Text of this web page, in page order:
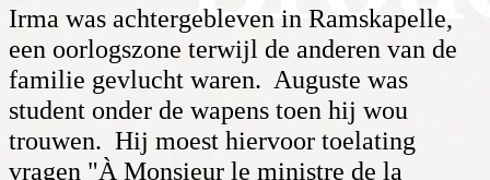
Irma was achtergebleven in Ramskapelle,
een oorlogs­zone terwijl de anderen van de
familie gevlucht waren. Auguste was
student onder de wapens toen hij wou
trouwen. Hij moest hiervoor toelating
vragen "À Monsieur le ministre de la